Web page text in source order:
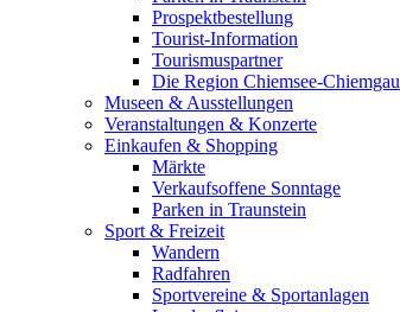
Prospektbestellung
Tourist-Information
Tourismuspartner
Die Region Chiemsee-Chiemgau
Museen & Ausstellungen
Veranstaltungen & Konzerte
Einkaufen & Shopping
Märkte
Verkaufsoffene Sonntage
Parken in Traunstein
Sport & Freizeit
Wandern
Radfahren
Sportvereine & Sportanlagen